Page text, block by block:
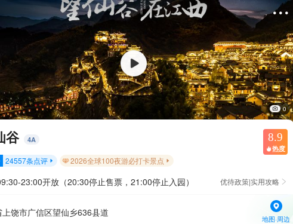

0
谷 4A 8.9
 热度
24557条点评  2026全球100夜游必打卡景点 
23:00开放（20:30停止售票，21:00停止入园） 优待政策|实用攻略 
饶市广信区望仙乡636县道
地图·周边